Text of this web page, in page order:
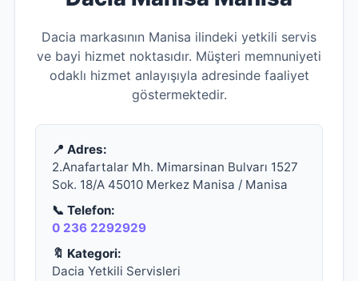
Dacia markasının Manisa ilindeki yetkili servis
ve bayi hizmet noktasıdır. Müşteri memnuniyeti
odaklı hizmet anlayışıyla adresinde faaliyet
göstermektedir.
📍 Adres:
2.Anafartalar Mh. Mimarsinan Bulvarı 1527
Sok. 18/A 45010 Merkez Manisa / Manisa
📞 Telefon:
0 236 2292929
🔖 Kategori:
Dacia Yetkili Servisleri